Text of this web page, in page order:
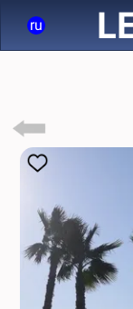
ru